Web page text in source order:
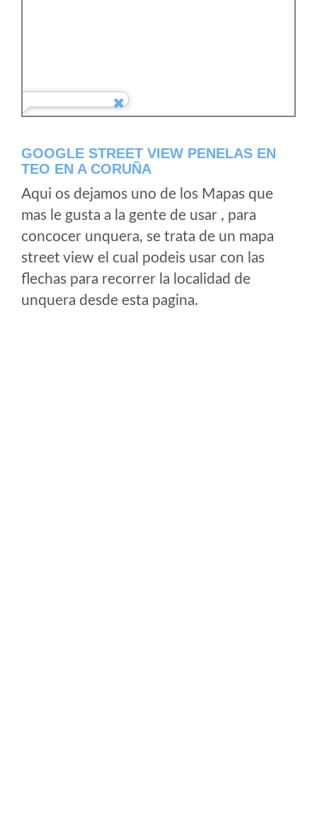
GOOGLE STREET VIEW PENELAS EN
TEO EN A CORUÑA
Aqui os dejamos uno de los Mapas que
mas le gusta a la gente de usar , para
concocer unquera, se trata de un mapa
street view el cual podeis usar con las
flechas para recorrer la localidad de
unquera desde esta pagina.